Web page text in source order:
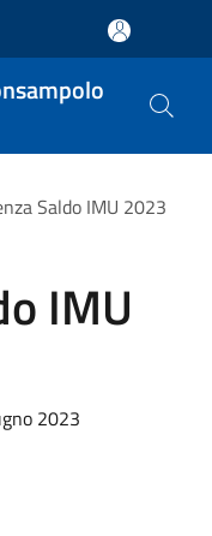
Saldo IMU 2023
IMU
2023